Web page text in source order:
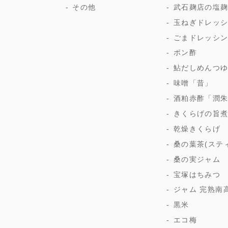
その他
武石麹店の塩麹
玉ねぎドレッ
ごまドレッシ
ポン酢
鮎だしめんつゆ
味噌「昔」
酒粕赤酢「潤朱
きくらげの旨煮
乾燥きくらげ
桑の葉茶(ステ
桑の実ジャム
宝塚はちみつ
ジャム 完熟南
黒米
エコ梅